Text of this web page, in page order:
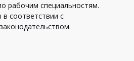
рабочим специальностям.
соответствии с